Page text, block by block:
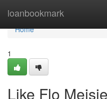
loanbookmark
Home
Home
1
Like Flo